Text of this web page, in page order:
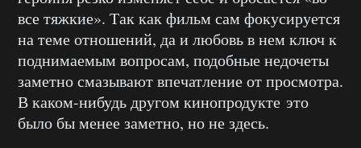
все тяжкие». Так как фильм сам фокусируется
на теме отношений, да и любовь в нем ключ к
поднимаемым вопросам, подобные недочеты
заметно смазывают впечатление от просмотра.
В каком-нибудь другом кинопродукте это
было бы менее заметно, но не здесь.